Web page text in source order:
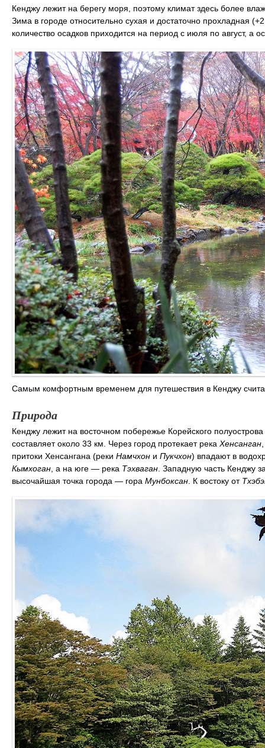
Кенджу лежит на берегу моря, поэтому климат здесь более
Зима в городе относительно сухая и достаточно прохладная
количество осадков приходится на период с июля по август,
Самым комфортным временем для путешествия в Кенджу
Природа
Кенджу лежит на восточном побережье Корейского
составляет около 33 км. Через город протекает река Хенсанган
притоки Хенсангана (реки Намчхон и Пукчхон) впадают в
Кымхоган , а на юге — река Тэхваган . Западную часть Кенджу
высочайшая точка города — гора Мунбоксан . К востоку от